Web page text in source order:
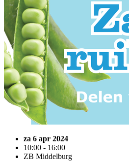
za 6 apr 2024
10:00 - 16:00
ZB Middelburg